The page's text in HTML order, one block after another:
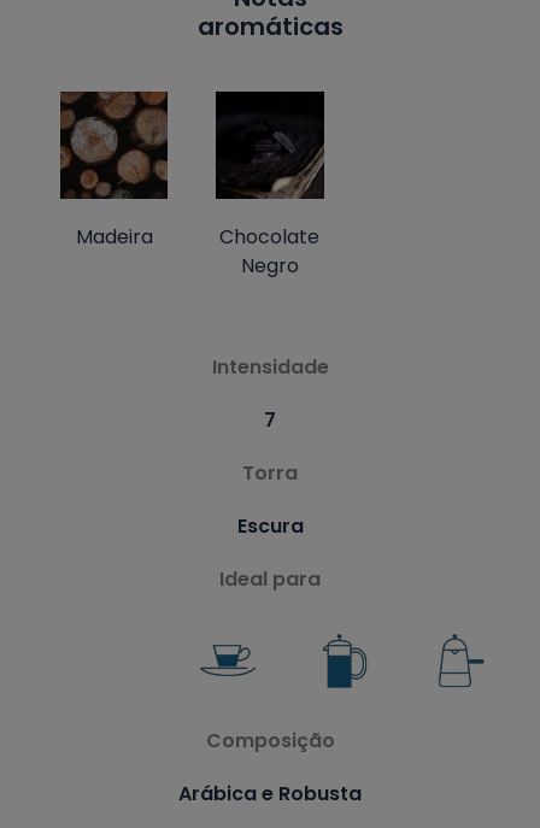
aromáticas
Madeira
Chocolate
Negro
Intensidade
7
Torra
Escura
Ideal para
Composição
Arábica e Robusta